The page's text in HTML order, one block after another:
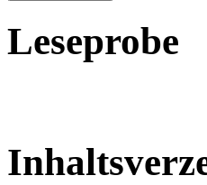
Leseprobe